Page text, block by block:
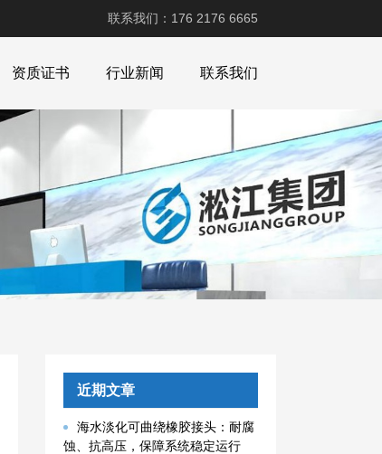
联系我们：176 2176 6665
资质证书 行业新闻 联系我们
近期文章
海水淡化可曲绕橡胶接头：耐腐
蚀、抗高压，保障系统稳定运行